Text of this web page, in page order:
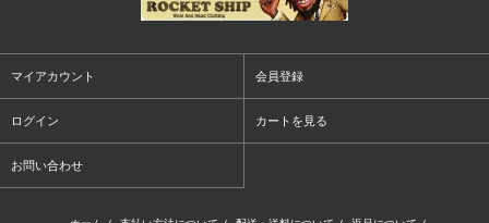
マイアカウント 会員登録
ログイン カートを見る
お問い合わせ